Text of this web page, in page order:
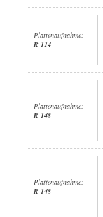
Plattenaufnahme:
R 114
Plattenaufnahme:
R 148
Plattenaufnahme:
R 148